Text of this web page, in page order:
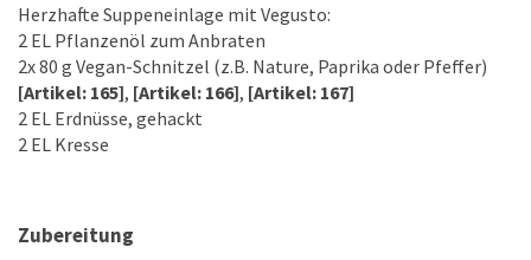
Herzhafte Suppeneinlage mit Vegusto:
2 EL Pflanzenöl zum Anbraten
2x 80 g Vegan-Schnitzel (z.B. Nature, Paprika oder Pfeffer)
[Artikel: 165], [Artikel: 166], [Artikel: 167]
2 EL Erdnüsse, gehackt
2 EL Kresse
Zubereitung